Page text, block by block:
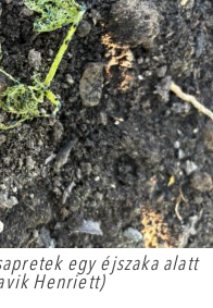
egy éjszaka alatt
Henriett)